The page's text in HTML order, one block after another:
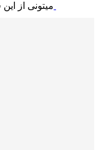
میتونی از